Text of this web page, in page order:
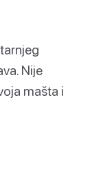
Nije
mašta i